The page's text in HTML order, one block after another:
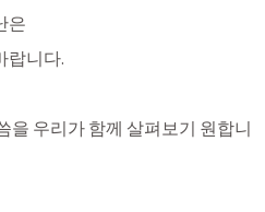
은
랍니다.
을 우리가 함께 살펴보기 원합니